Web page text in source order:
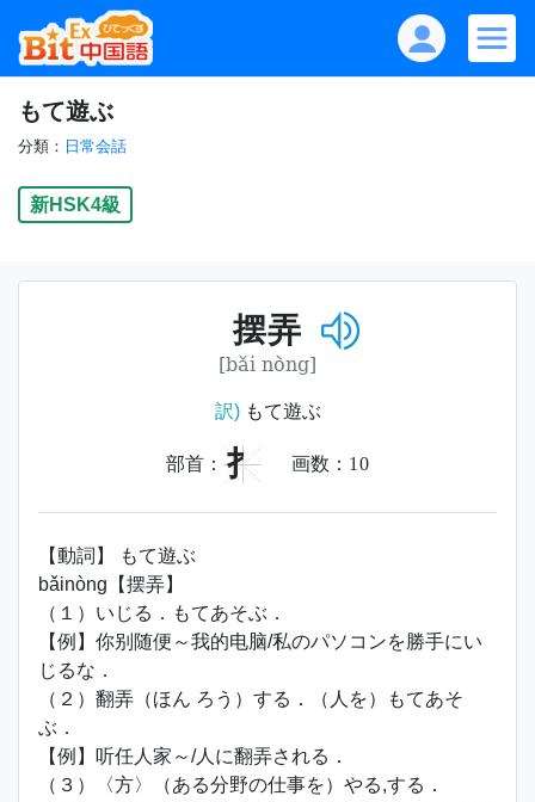
もて遊ぶ
分類： 日常会話
新HSK4級
摆弄
[bǎi nòng]
訳)もて遊ぶ
部首： 扌 画数： 10
【動詞】 もて遊ぶ
bǎinòng【摆弄】
（１）いじる．もてあそぶ．
【例】你别随便～我的电脑/私のパソコンを勝手にい
じるな．
（２）翻弄（ほん ろう）する．（人を）もてあそ
ぶ．
【例】听任人家～/人に翻弄される．
（３）〈方〉（ある分野の仕事を）やる,する．